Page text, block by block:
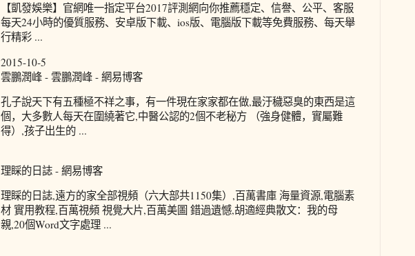
【凱發娛樂】官網唯一指定平台2017評測網向你推薦穩定、信譽、公平、客服
每天24小時的優質服務、安卓版下載、ios版、電腦版下載等免費服務、每天舉
行精彩 ...
2015-10-5
雲鵬潤峰 - 雲鵬潤峰 - 網易博客
孔子說天下有五種極不祥之事，有一件現在家家都在做,最汙穢惡臭的東西是這
個，大多數人每天在圍繞著它,中醫公認的2個不老秘方 （強身健體，實屬難
得）,孩子出生的 ...
理睬的日誌 - 網易博客
理睬的日誌,遠方的家全部視頻（六大部共1150集）,百萬書庫 海量資源,電腦素
材 實用教程,百萬視頻 視覺大片,百萬美圖 錯過遺憾,胡適經典散文：我的母
親,20個Word文字處理 ...